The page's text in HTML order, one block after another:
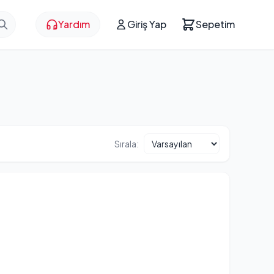
Yardım Giriş Yap Sepetim
Sırala: